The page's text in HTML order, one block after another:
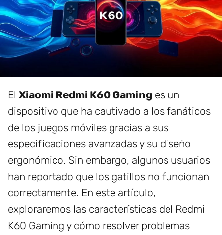
El Xiaomi Redmi K60 Gaming es un
dispositivo que ha cautivado a los fanáticos
de los juegos móviles gracias a sus
especificaciones avanzadas y su diseño
ergonómico. Sin embargo, algunos usuarios
han reportado que los gatillos no funcionan
correctamente. En este artículo,
exploraremos las características del Redmi
K60 Gaming y cómo resolver problemas